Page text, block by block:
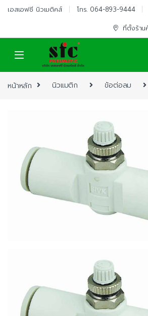
Skip to navigation
Skip to content
เอสเอฟซี นิวเมติคส์ โทร. 064-893-9444
ที่ตั้งร้าน
หน้าหลัก นิวแมติก ข้อต่อลม